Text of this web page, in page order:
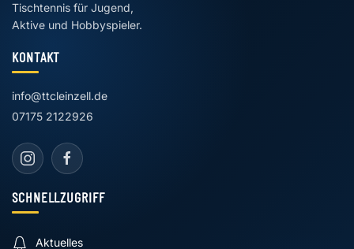
Tischtennis für Jugend,
Aktive und Hobbyspieler.
KONTAKT
info@ttcleinzell.de
07175 2122926
SCHNELLZUGRIFF
Aktuelles